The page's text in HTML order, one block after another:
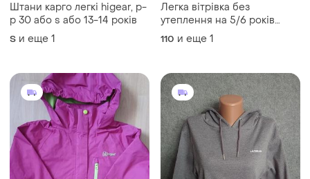
Штани карго легкі higear, р-
р 30 або s або 13-14 років
S и еще 1
Легка вітрівка без
утеплення на 5/6 років
110/116 зріст.
110 и еще 1